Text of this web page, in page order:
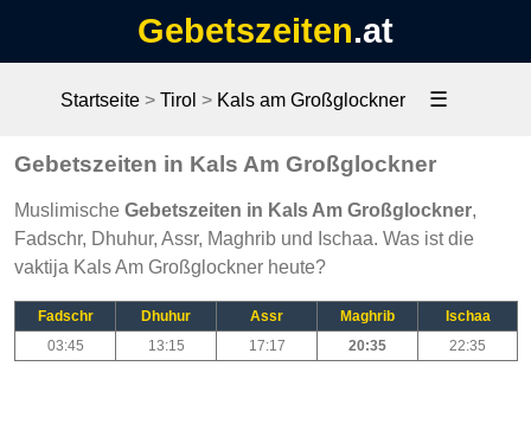
Gebetszeiten.at
Startseite> Tirol > Kals am Großglockner ☰
Gebetszeiten in Kals Am Großglockner
Muslimische Gebetszeiten in Kals Am Großglockner,
Fadschr, Dhuhur, Assr, Maghrib und Ischaa. Was ist die
vaktija Kals Am Großglockner heute?
Fadschr Dhuhur Assr Maghrib
Ischaa
03:45
13:15 17:17 20:35 22:35